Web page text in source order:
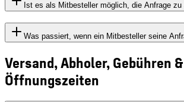
Ist es als Mitbesteller möglich, die Anfrage zu
Was passiert, wenn ein Mitbesteller seine
Versand, Abholer, Gebühren &
Öffnungszeiten